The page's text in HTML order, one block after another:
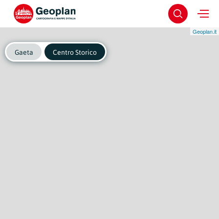
Geoplan.it
Gaeta Centro Storico